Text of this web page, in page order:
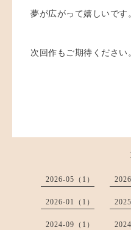
夢が広がって嬉しいです
次回作もご期待ください
2026-05（1）
2026-01（1）
2024-09（1）